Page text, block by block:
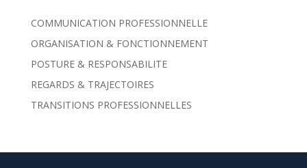
COMMUNICATION PROFESSIONNELLE
ORGANISATION & FONCTIONNEMENT
POSTURE & RESPONSABILITE
REGARDS & TRAJECTOIRES
TRANSITIONS PROFESSIONNELLES